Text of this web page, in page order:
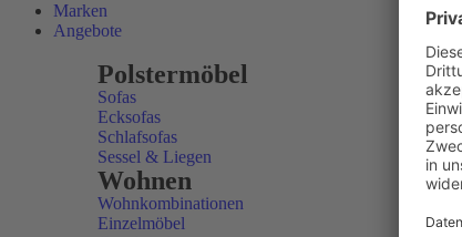
Marken
Angebote
Polstermöbel
Sofas
Ecksofas
Schlafsofas
Sessel & Liegen
Wohnen
Wohnkombinationen
Einzelmöbel